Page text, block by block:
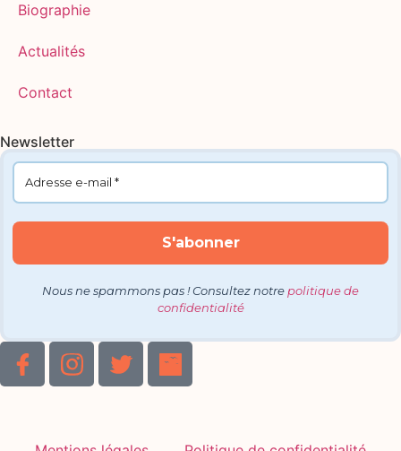
Biographie
Actualités
Contact
Newsletter
Nous ne spammons pas ! Consultez notre politique de
confidentialité